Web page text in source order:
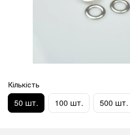
Кількість
50 шт. 100 шт. 500 шт.